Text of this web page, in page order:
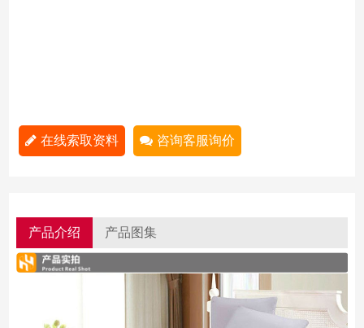
在线索取资料 咨询客服询价
产品介绍 产品图集